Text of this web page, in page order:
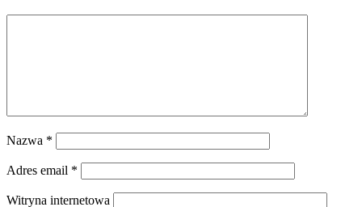
Nazwa *
Adres email *
Witryna internetowa